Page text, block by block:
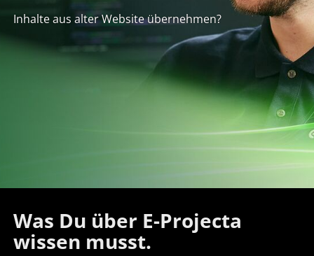
Inhalte aus alter Website übernehmen?
Was Du über E-Projecta
wissen musst.